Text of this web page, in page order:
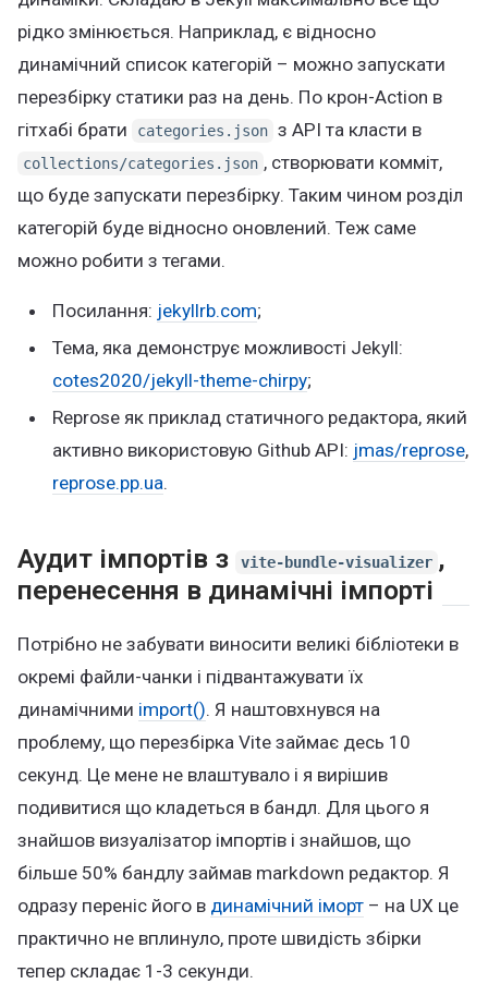
рідко змінюється. Наприклад, є відносно
динамічний список категорій – можно запускати
перезбірку статики раз на день. По крон-Action в
гітхабі брати
categories.json з API та класти в
collections/categories.json , створювати комміт,
що буде запускати перезбірку. Таким чином розділ
категорій буде відносно оновлений. Теж саме
можно робити з тегами.
Посилання: jekyllrb.com;
Тема, яка демонструє можливості Jekyll:
cotes2020/jekyll-theme-chirpy;
Reprose як приклад статичного редактора, який
активно використовую Github API: jmas/reprose,
reprose.pp.ua.
Аудит імпортів з vite-bundle-visualizer ,
перенесення в динамічні імпорті
Потрібно не забувати виносити великі бібліотеки в
окремі файли-чанки і підвантажувати їх
динамічними import(). Я наштовхнувся на
проблему, що перезбірка Vite займає десь 10
секунд. Це мене не влаштувало і я вирішив
подивитися що кладеться в бандл. Для цього я
знайшов визуалізатор імпортів і знайшов, що
більше 50% бандлу займав markdown редактор. Я
одразу переніс його в динамічний іморт – на UX це
практично не вплинуло, проте швидість збірки
тепер складає 1-3 секунди.